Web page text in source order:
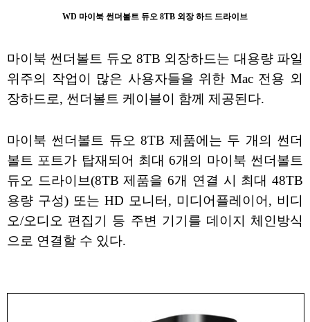
WD 마이북 썬더볼트 듀오 8TB 외장 하드 드라이브
마이북 썬더볼트 듀오 8TB 외장하드는 대용량 파일
위주의 작업이 많은 사용자들을 위한 Mac 전용 외
장하드로, 썬더볼트 케이블이 함께 제공된다.
마이북 썬더볼트 듀오 8TB 제품에는 두 개의 썬더
볼트 포트가 탑재되어 최대 6개의 마이북 썬더볼트
듀오 드라이브(8TB 제품을 6개 연결 시 최대 48TB
용량 구성) 또는 HD 모니터, 미디어플레이어, 비디
오/오디오 편집기 등 주변 기기를 데이지 체인방식
으로 연결할 수 있다.